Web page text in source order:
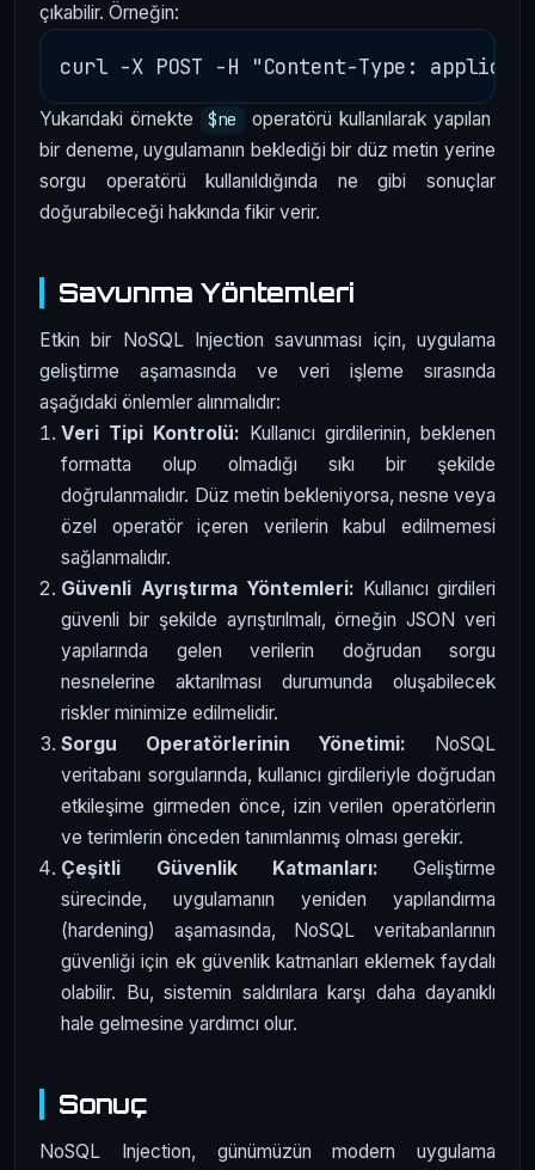
çıkabilir. Örneğin:
Yukarıdaki örnekte $ne
operatörü kullanılarak yapılan
bir deneme, uygulamanın beklediği bir düz metin yerine
sorgu operatörü kullanıldığında ne gibi sonuçlar
doğurabileceği hakkında fikir verir.
Savunma Yöntemleri
Etkin bir NoSQL Injection savunması için, uygulama
geliştirme aşamasında ve veri işleme sırasında
aşağıdaki önlemler alınmalıdır:
Veri Tipi Kontrolü: Kullanıcı girdilerinin, beklenen
formatta olup olmadığı sıkı bir şekilde
doğrulanmalıdır. Düz metin bekleniyorsa, nesne veya
özel operatör içeren verilerin kabul edilmemesi
sağlanmalıdır.
Güvenli Ayrıştırma Yöntemleri: Kullanıcı girdileri
güvenli bir şekilde ayrıştırılmalı, örneğin JSON veri
yapılarında gelen verilerin doğrudan sorgu
nesnelerine aktarılması durumunda oluşabilecek
riskler minimize edilmelidir.
Sorgu Operatörlerinin Yönetimi: NoSQL
veritabanı sorgularında, kullanıcı girdileriyle doğrudan
etkileşime girmeden önce, izin verilen operatörlerin
ve terimlerin önceden tanımlanmış olması gerekir.
Çeşitli Güvenlik Katmanları: Geliştirme
sürecinde, uygulamanın yeniden yapılandırma
(hardening) aşamasında, NoSQL veritabanlarının
güvenliği için ek güvenlik katmanları eklemek faydalı
olabilir. Bu, sistemin saldırılara karşı daha dayanıklı
hale gelmesine yardımcı olur.
Sonuç
NoSQL Injection, günümüzün modern uygulama